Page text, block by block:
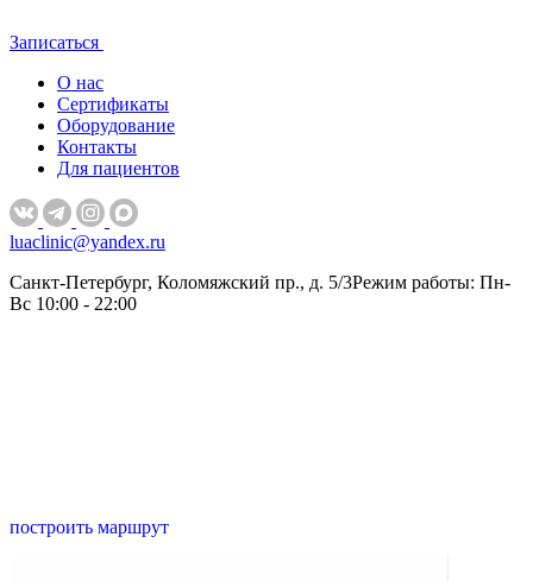
Записаться
О нас
Сертификаты
Оборудование
Контакты
Для пациентов
luaclinic@yandex.ru
Санкт-Петербург, Коломяжский пр., д. 5/3Режим работы: Пн-
Вс 10:00 - 22:00
построить маршрут